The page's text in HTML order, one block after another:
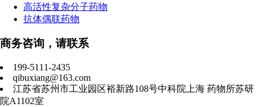
高活性复杂分子药物
抗体偶联药物
商务咨询，请联系
199-5111-2435
qibuxiang@163.com
江苏省苏州市工业园区裕新路108号中科院上海 药物所苏研
院A1102室